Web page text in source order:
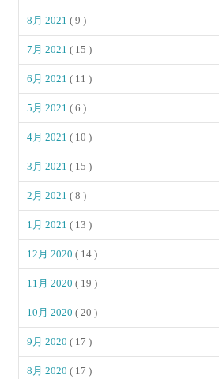
8月 2021( 9 )
7月 2021( 15 )
6月 2021( 11 )
5月 2021( 6 )
4月 2021( 10 )
3月 2021( 15 )
2月 2021( 8 )
1月 2021( 13 )
12月 2020( 14 )
11月 2020( 19 )
10月 2020( 20 )
9月 2020( 17 )
8月 2020( 17 )